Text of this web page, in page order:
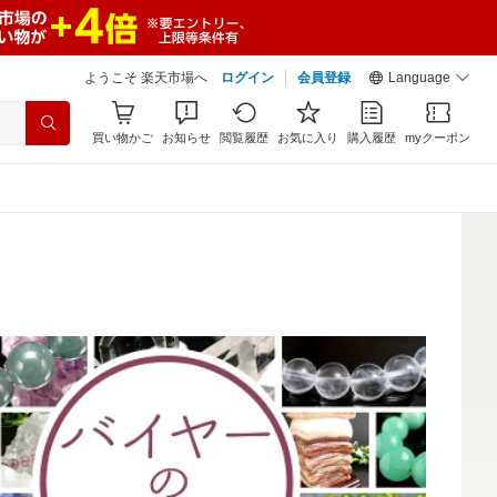
ようこそ 楽天市場へ ログイン 会員登録 Language
買い物かご お知らせ 閲覧履歴 お気に入り 購入履歴 myクーポン